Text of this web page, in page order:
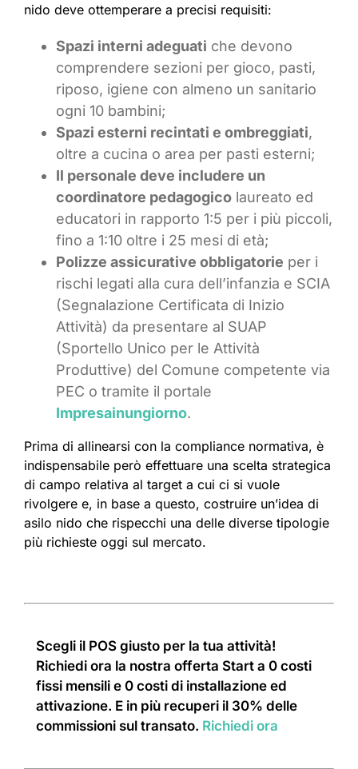
nido deve ottemperare a precisi requisiti:
Spazi interni adeguati che devono
comprendere sezioni per gioco, pasti,
riposo, igiene con almeno un sanitario
ogni 10 bambini;
Spazi esterni recintati e ombreggiati,
oltre a cucina o area per pasti esterni;
Il personale deve includere un
coordinatore pedagogico laureato ed
educatori in rapporto 1:5 per i più piccoli,
fino a 1:10 oltre i 25 mesi di età;
Polizze assicurative obbligatorie per i
rischi legati alla cura dell’infanzia e SCIA
(Segnalazione Certificata di Inizio
Attività) da presentare al SUAP
(Sportello Unico per le Attività
Produttive) del Comune competente via
PEC o tramite il portale
Impresainungiorno.
Prima di allinearsi con la compliance normativa, è
indispensabile però effettuare una scelta strategica
di campo relativa al target a cui ci si vuole
rivolgere e, in base a questo, costruire un’idea di
asilo nido che rispecchi una delle diverse tipologie
più richieste oggi sul mercato.
Scegli il POS giusto per la tua attività!
Richiedi ora la nostra offerta Start a 0 costi
fissi mensili e 0 costi di installazione ed
attivazione. E in più recuperi il 30% delle
commissioni sul transato. Richiedi ora